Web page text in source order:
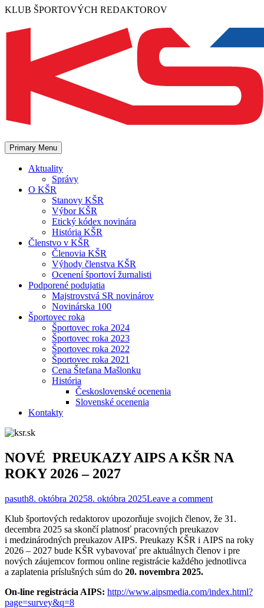
Skip
content
KLUB ŠPORTOVÝCH REDAKTOROV
Primary Menu
Aktuality
Správy
O KŠR
Stanovy KŠR
Výbor KŠR
Etický kódex novinára
História KŠR
Členstvo v KŠR
Členovia KŠR
Výhody členstva KŠR
Ocenení športoví žurnalisti
Podporené podujatia
Majstrovstvá SR novinárov
Novinárska 100
Športovec roka
Športovec roka 2024
Športovec roka 2023
Športovec roka 2022
Športovec roka 2021
Cena Štefana Mašlonku
História
Československé ocenenia
Slovenské ocenenia
Kontakty
NOVÉ PREUKAZY AIPS A KŠR NA
ROKY 2026 – 2027
pasuth8. októbra 20258. októbra 2025Leave a comment
Klub športových redaktorov upozorňuje svojich členov, že 31.
decembra 2025 sa skončí platnosť pracovných preukazov
i medzinárodných preukazov AIPS. Preukazy KŠR i AIPS na roky
2026 – 2027 bude KŠR vybavovať pre aktuálnych členov i pre
nových záujemcov formou online registrácie každého jednotlivca
a zaplatenia príslušných súm do 20. novembra 2025.
On-line registrácia AIPS: http://www.aipsmedia.com/index.html?
page=survey&q=8